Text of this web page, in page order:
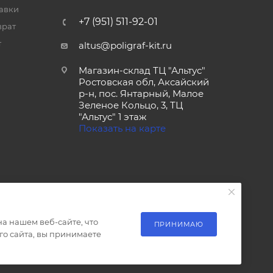
+7 (951) 511-92-01
altus@poligraf-kit.ru
Магазин-склад ТЦ "Альтус"
Ростовская обл, Аксайский
р-н, пос. Янтарный, Малое
Зеленое Кольцо, 3, ТЦ
"Альтус" 1 этаж
Показать на карте
нашем веб-сайте, что
сайта, вы принимаете
ПРИНИМАЮ